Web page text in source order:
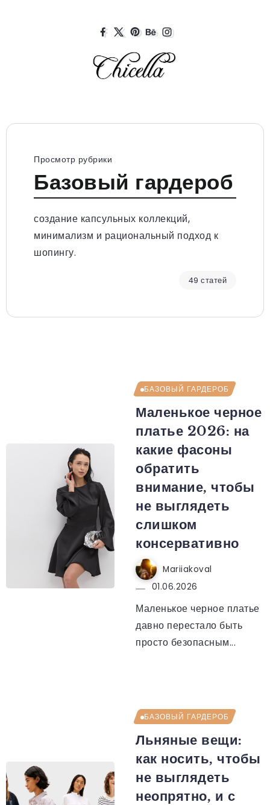
Просмотр рубрики
Базовый гардероб
создание капсульных коллекций,
минимализм и рациональный подход к
шопингу.
49 статей
БАЗОВЫЙ ГАРДЕРОБ
Маленькое черное
платье 2026: на
какие фасоны
обратить
внимание, чтобы
не выглядеть
слишком
консервативно
Mariiakoval
01.06.2026
Маленькое черное платье
давно перестало быть
просто безопасным...
БАЗОВЫЙ ГАРДЕРОБ
Льняные вещи:
как носить, чтобы
не выглядеть
неопрятно, и с